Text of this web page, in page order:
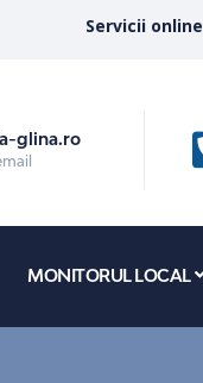
Servicii online
glina.ro
MONITORUL LOCAL